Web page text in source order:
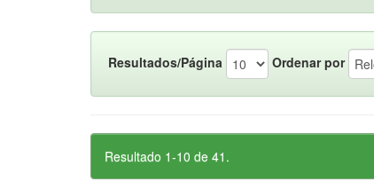
Resultados/Página Ordenar por
Resultado 1-10 de 41.